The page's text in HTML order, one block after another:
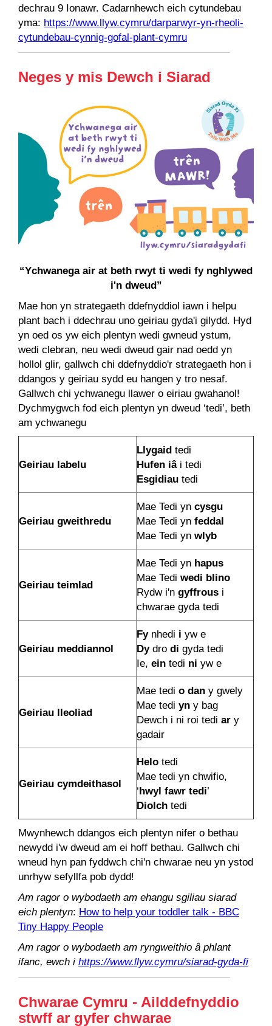
dechrau 9 Ionawr. Cadarnhewch eich cytundebau
yma: https://www.llyw.cymru/darparwyr-yn-rheoli-
cytundebau-cynnig-gofal-plant-cymru
Neges y mis Dewch i Siarad
“Ychwanega air at beth rwyt ti wedi fy nghlywed
i'n dweud”
Mae hon yn strategaeth ddefnyddiol iawn i helpu
plant bach i ddechrau uno geiriau gyda'i gilydd. Hyd
yn oed os yw eich plentyn wedi gwneud ystum,
wedi clebran, neu wedi dweud gair nad oedd yn
hollol glir, gallwch chi ddefnyddio'r strategaeth hon i
ddangos y geiriau sydd eu hangen y tro nesaf.
Gallwch chi ychwanegu llawer o eiriau gwahanol!
Dychmygwch fod eich plentyn yn dweud ‘tedi’, beth
am ychwanegu
Geiriau labelu
Llygaid tedi
Hufen iâi tedi
Esgidiau tedi
Geiriau gweithredu
Mae Tedi yn cysgu
Mae Tedi yn feddal
Mae Tedi yn wlyb
Geiriau teimlad
Mae Tedi yn hapus
Mae Tedi wedi blino
Rydw i'n gyffrous i
chwarae gyda tedi
Geiriau meddiannol
Fynhedi i yw e
Dydro di gyda tedi
Ie, ein tedi ni yw e
Geiriau lleoliad
Mae tedi o dan y gwely
Mae tedi yn y bag
Dewch i ni roi tedi ar y
gadair
Geiriau cymdeithasol
Helo tedi
Mae tedi yn chwifio,
‘hwyl fawr tedi’
Diolch tedi
Mwynhewch ddangos eich plentyn nifer o bethau
newydd i'w dweud am ei hoff bethau. Gallwch chi
wneud hyn pan fyddwch chi'n chwarae neu yn ystod
unrhyw sefyllfa pob dydd!
Am ragor o wybodaeth am ehangu sgiliau siarad
eich plentyn: How to help your toddler talk - BBC
Tiny Happy People
Am ragor o wybodaeth am ryngweithio â phlant
ifanc, ewch i https://www.llyw.cymru/siarad-gyda-fi
Chwarae Cymru - Ailddefnyddio
stwff ar gyfer chwarae